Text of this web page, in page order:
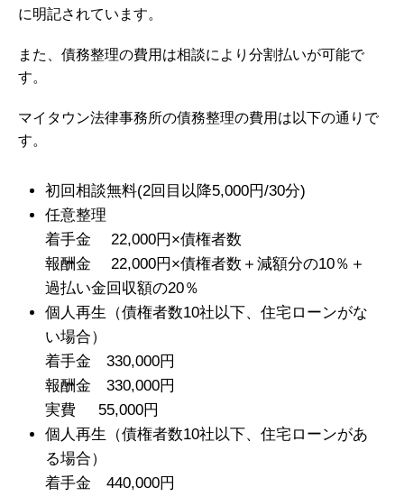
に明記されています。
また、債務整理の費用は相談により分割払いが可能で
す。
マイタウン法律事務所の債務整理の費用は以下の通りで
す。
初回相談無料(2回目以降5,000円/30分)
任意整理
着手金 22,000円×債権者数
報酬金 22,000円×債権者数＋減額分の10％＋
過払い金回収額の20％
個人再生（債権者数10社以下、住宅ローンがな
い場合）
着手金 330,000円
報酬金 330,000円
実費 55,000円
個人再生（債権者数10社以下、住宅ローンがあ
る場合）
着手金 440,000円